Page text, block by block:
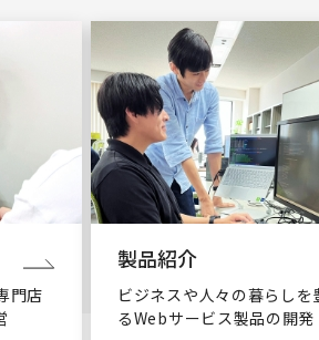
門店
製品紹介
ビジネスや人々の暮らしを
るWebサービス製品の開発